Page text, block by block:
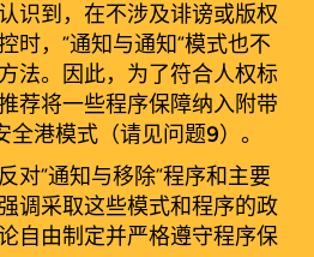
识到，在不涉及诽谤或版权
时，“通知与通知”模式也不
法。因此，为了符合人权标
荐将一些程序保障纳入附带
全港模式（请见问题9）。
对“通知与移除”程序和主要
调采取这些模式和程序的政
自由制定并严格遵守程序保